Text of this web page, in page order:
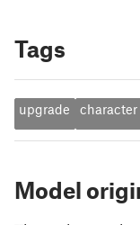
Tags
upgrade character
Model